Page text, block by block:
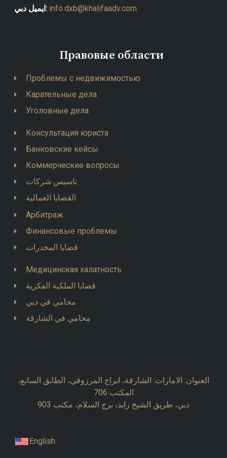
ايميل دبي: info.dxb@khalifaadv.com
Правовые области
Проблемы с недвижимостью
Карательные дела
Уголовные дела
Консультация юриста
Банковские кейсы
Коммерческие вопросы
تاسيس شركات
القضايا العمالية
Арбитраж
Финансовые проблемы
قضايا المخدرات
Медицинская халатность
قضايا الملكية الفكرية
محامي في دبي
محامي في الشارقة
العنوان: الامارات: الشارقة، ابراج المرزوقي، الطابق السابع،
المكتب 706
دبي، طريق الشيخ زايد، برج السلام، مكتب 903
English